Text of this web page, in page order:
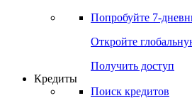
Попробуйте 7-
Откройте
Получить доступ
Кредиты
Поиск кредитов